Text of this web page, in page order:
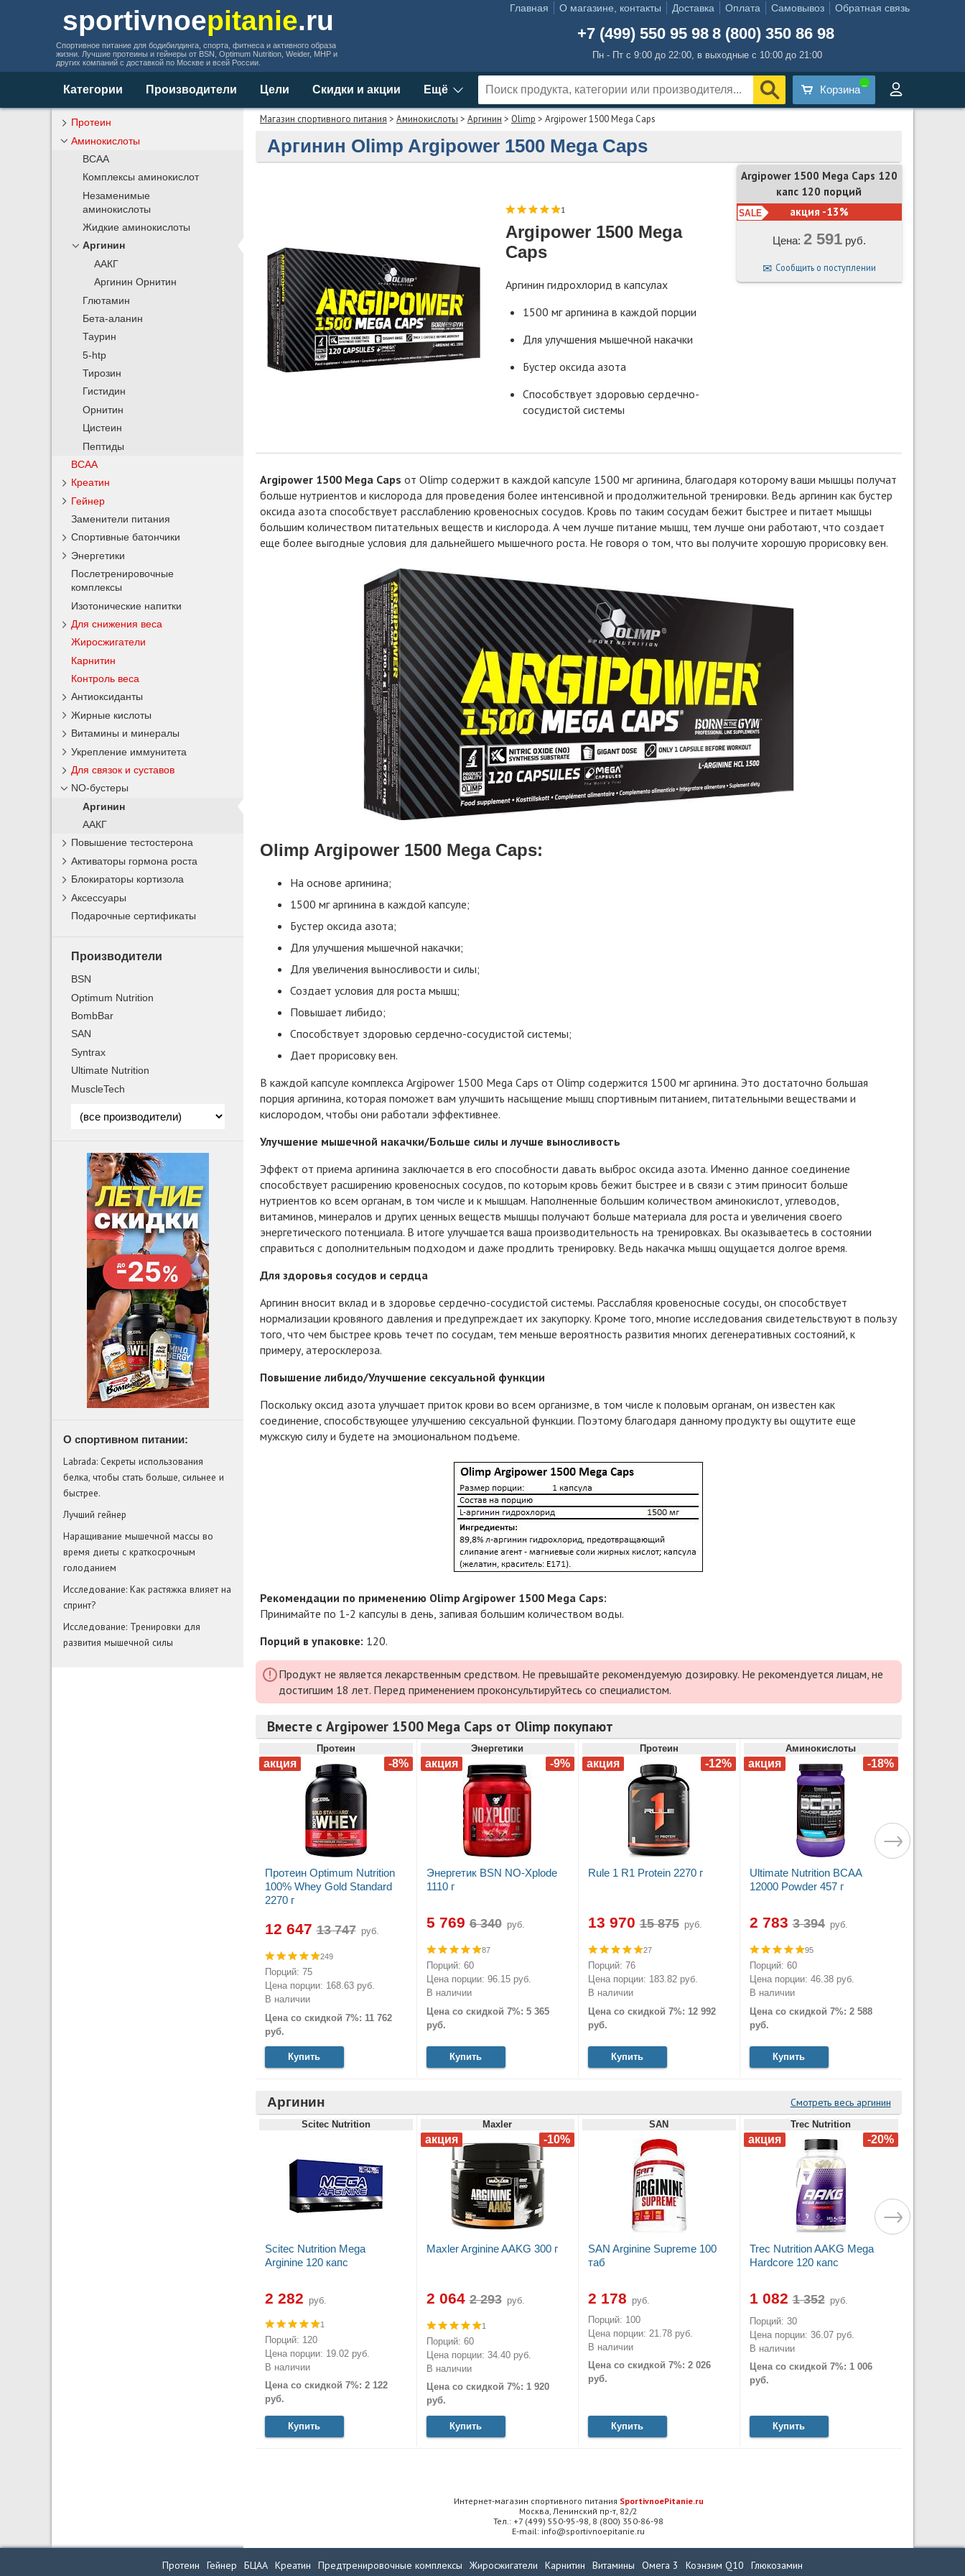
sportivnoepitanie.ru
Спортивное питание для бодибилдинга, спорта, фитнеса и активного образа
жизни. Лучшие протеины и гейнеры от BSN, Optimum Nutrition, Weider, MHP и
других компаний с доставкой по Москве и всей России.
Главная О магазине, контакты Доставка Оплата Самовывоз Обратная связь
+7 (499) 550 95 98 8 (800) 350 86 98
Пн - Пт с 9:00 до 22:00, в выходные с 10:00 до 21:00
Категории Производители Цели Скидки и акции Ещё Корзина
Магазин спортивного питания > Аминокислоты > Аргинин > Olimp > Argipower 1500 Mega Caps
Аргинин Olimp Argipower 1500 Mega Caps
1
Argipower 1500 Mega
Caps
Аргинин гидрохлорид в капсулах
1500 мг аргинина в каждой порции
Для улучшения мышечной накачки
Бустер оксида азота
Способствует здоровью сердечно-
сосудистой системы
Argipower 1500 Mega Caps 120
капс 120 порций
акция -13%
Цена: 2 591руб.
Сообщить о поступлении
Argipower 1500 Mega Caps от Olimp содержит в каждой капсуле 1500 мг аргинина, благодаря которому ваши мышцы получат
больше нутриентов и кислорода для проведения более интенсивной и продолжительной тренировки. Ведь аргинин как бустер
оксида азота способствует расслаблению кровеносных сосудов. Кровь по таким сосудам бежит быстрее и питает мышцы
большим количеством питательных веществ и кислорода. А чем лучше питание мышц, тем лучше они работают, что создает
еще более выгодные условия для дальнейшего мышечного роста. Не говоря о том, что вы получите хорошую прорисовку вен.
Olimp Argipower 1500 Mega Caps:
На основе аргинина;
1500 мг аргинина в каждой капсуле;
Бустер оксида азота;
Для улучшения мышечной накачки;
Для увеличения выносливости и силы;
Создает условия для роста мышц;
Повышает либидо;
Способствует здоровью сердечно-сосудистой системы;
Дает прорисовку вен.
В каждой капсуле комплекса Argipower 1500 Mega Caps от Olimp содержится 1500 мг аргинина. Это достаточно большая
порция аргинина, которая поможет вам улучшить насыщение мышц спортивным питанием, питательными веществами и
кислородом, чтобы они работали эффективнее.
Улучшение мышечной накачки/Больше силы и лучше выносливость
Эффект от приема аргинина заключается в его способности давать выброс оксида азота. Именно данное соединение
способствует расширению кровеносных сосудов, по которым кровь бежит быстрее и в связи с этим приносит больше
нутриентов ко всем органам, в том числе и к мышцам. Наполненные большим количеством аминокислот, углеводов,
витаминов, минералов и других ценных веществ мышцы получают больше материала для роста и увеличения своего
энергетического потенциала. В итоге улучшается ваша производительность на тренировках. Вы оказываетесь в состоянии
справиться с дополнительным подходом и даже продлить тренировку. Ведь накачка мышц ощущается долгое время.
Для здоровья сосудов и сердца
Аргинин вносит вклад и в здоровье сердечно-сосудистой системы. Расслабляя кровеносные сосуды, он способствует
нормализации кровяного давления и предупреждает их закупорку. Кроме того, многие исследования свидетельствуют в пользу
того, что чем быстрее кровь течет по сосудам, тем меньше вероятность развития многих дегенеративных состояний, к
примеру, атеросклероза.
Повышение либидо/Улучшение сексуальной функции
Поскольку оксид азота улучшает приток крови во всем организме, в том числе к половым органам, он известен как
соединение, способствующее улучшению сексуальной функции. Поэтому благодаря данному продукту вы ощутите еще
мужскую силу и будете на эмоциональном подъеме.
Рекомендации по применению Olimp Argipower 1500 Mega Caps:
Принимайте по 1-2 капсулы в день, запивая большим количеством воды.
Порций в упаковке: 120.
Продукт не является лекарственным средством. Не превышайте рекомендуемую дозировку. Не рекомендуется лицам, не
достигшим 18 лет. Перед применением проконсультируйтесь со специалистом.
Вместе с Argipower 1500 Mega Caps от Olimp покупают
Протеин
Протеин Optimum Nutrition
100% Whey Gold Standard
2270 г
12 647 руб.
249
Порций: 75
Цена порции: 168.63 руб.
В наличии
Цена со скидкой 7%: 11 762
руб.
Купить
Энергетики
Энергетик BSN NO-Xplode
1110 г
5 769 руб.
87
Порций: 60
Цена порции: 96.15 руб.
В наличии
Цена со скидкой 7%: 5 365
руб.
Купить
Протеин
Rule 1 R1 Protein 2270 г
13 970 руб.
27
Порций: 76
Цена порции: 183.82 руб.
В наличии
Цена со скидкой 7%: 12 992
руб.
Купить
Аминокислоты
Ultimate Nutrition BCAA
12000 Powder 457 г
2 783 руб.
95
Порций: 60
Цена порции: 46.38 руб.
В наличии
Цена со скидкой 7%: 2 588
руб.
Купить
Аргинин Смотреть весь аргинин
Scitec Nutrition
Scitec Nutrition Mega
Arginine 120 капс
2 282 руб.
1
Порций: 120
Цена порции: 19.02 руб.
В наличии
Цена со скидкой 7%: 2 122
руб.
Купить
Maxler
Maxler Arginine AAKG 300 г
2 064 руб.
1
Порций: 60
Цена порции: 34.40 руб.
В наличии
Цена со скидкой 7%: 1 920
руб.
Купить
SAN
SAN Arginine Supreme 100
таб
2 178 руб.
Порций: 100
Цена порции: 21.78 руб.
В наличии
Цена со скидкой 7%: 2 026
руб.
Купить
Trec Nutrition
Trec Nutrition AAKG Mega
Hardcore 120 капс
1 082
руб.
Порций: 30
Цена порции: 36.07 руб.
В наличии
Цена со скидкой 7%: 1 006
руб.
Купить
Интернет-магазин спортивного питания SportivnoePitanie.ru
Москва, Ленинский пр-т, 82/2
Тел.: +7 (499) 550-95-98, 8 (800) 350-86-98
E-mail: info@sportivnoepitanie.ru
Протеин
Аминокислоты
BCAA
Комплексы аминокислот
Незаменимые
аминокислоты
Жидкие аминокислоты
Аргинин
ААКГ
Аргинин Орнитин
Глютамин
Бета-аланин
Таурин
5-htp
Тирозин
Гистидин
Орнитин
Цистеин
Пептиды
BCAA
Креатин
Гейнер
Заменители питания
Спортивные батончики
Энергетики
Послетренировочные
комплексы
Изотонические напитки
Для снижения веса
Жиросжигатели
Карнитин
Контроль веса
Антиоксиданты
Жирные кислоты
Витамины и минералы
Укрепление иммунитета
Для связок и суставов
NO-бустеры
Аргинин
ААКГ
Повышение тестостерона
Активаторы гормона роста
Блокираторы кортизола
Аксессуары
Подарочные сертификаты
Производители
BSN
Optimum Nutrition
BombBar
SAN
Syntrax
Ultimate Nutrition
MuscleTech
О спортивном питании:
Labrada: Секреты использования
белка, чтобы стать больше, сильнее и
быстрее.
Лучший гейнер
Наращивание мышечной массы во
время диеты с краткосрочным
голоданием
Исследование: Как растяжка влияет на
спринт?
Исследование: Тренировки для
развития мышечной силы
Протеин Гейнер БЦАА Креатин Предтренировочные комплексы Жиросжигатели Карнитин Витамины Омега 3 Коэнзим Q10 Глюкозамин